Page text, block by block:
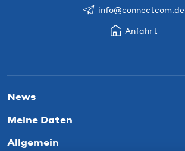
info@connectcom.de
Anfahrt
News
Meine Daten
Allgemein